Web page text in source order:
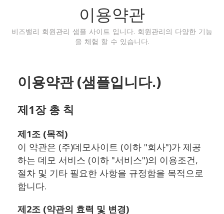
이용약관
비즈밸리 회원관리 샘플 사이트 입니다. 회원관리의 다양한 기능
을 체험 할 수 있습니다.
이용약관 (샘플입니다.)
제1장 총 칙
제1조 (목적)
이 약관은 (주)데모사이트 (이하 "회사")가 제공
하는 데모 서비스 (이하 "서비스")의 이용조건,
절차 및 기타 필요한 사항을 규정함을 목적으로
합니다.
제2조 (약관의 효력 및 변경)